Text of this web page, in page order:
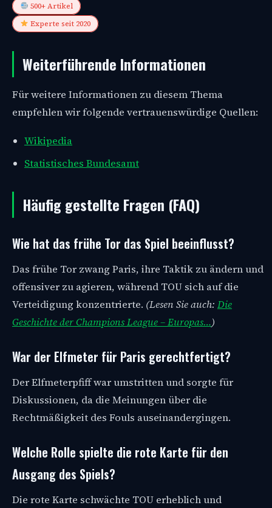
500+ Artikel
Experte seit 2020
Weiterführende Informationen
Für weitere Informationen zu diesem Thema
empfehlen wir folgende vertrauenswürdige Quellen:
Wikipedia
Statistisches Bundesamt
Häufig gestellte Fragen (FAQ)
Wie hat das frühe Tor das Spiel beeinflusst?
Das frühe Tor zwang Paris, ihre Taktik zu ändern und
offensiver zu agieren, während TOU sich auf die
Verteidigung konzentrierte. (Lesen Sie auch: Die
Geschichte der Champions League – Europas…)
War der Elfmeter für Paris gerechtfertigt?
Der Elfmeterpfiff war umstritten und sorgte für
Diskussionen, da die Meinungen über die
Rechtmäßigkeit des Fouls auseinandergingen.
Welche Rolle spielte die rote Karte für den
Ausgang des Spiels?
Die rote Karte schwächte TOU erheblich und